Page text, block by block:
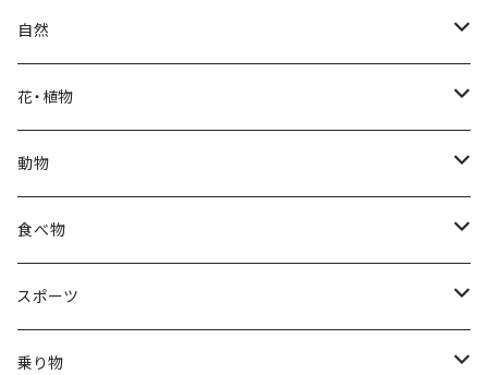
クリスマス
福袋
ブラックフライデー
ハロウィン
正月
端午の節句
ロシアン
アフリカン
日本
ヨーロッパ
トライバル
中国
女性
男性
子供
サンタクロース
七福神
金太郎
医者
自然
海
雲
星
雫
貝殻
花・植物
カーネーション
梅
桜
プルメリア
動物
ネコ
ウマ
サイ
食べ物
スイーツ
かき氷
フルーツ
スポーツ
相撲
乗り物